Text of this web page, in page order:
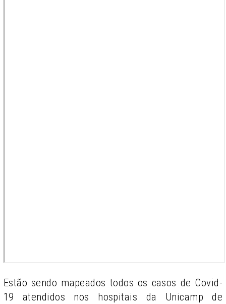
Estão sendo mapeados todos os casos de Covid-
19 atendidos nos hospitais da Unicamp de